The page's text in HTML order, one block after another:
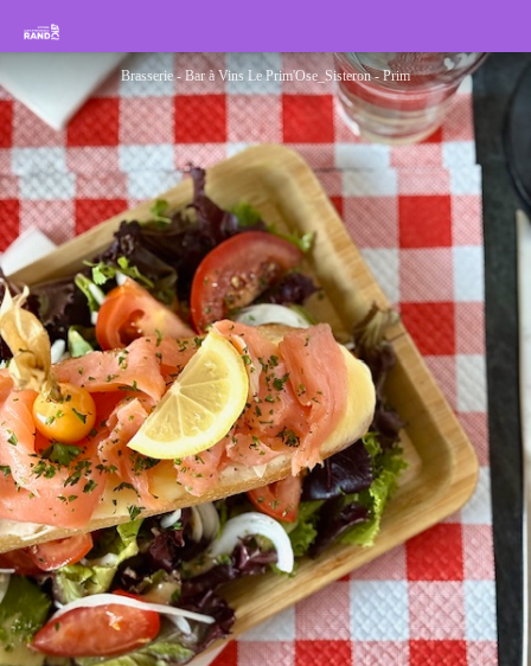
Rando Sisteron Buëch Baronnies Provençales
Brasserie - Bar à Vins Le Prim'Ose_Sisteron - Prim